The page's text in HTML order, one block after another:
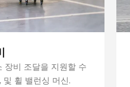
장비 조달을 지원할 수
및 휠 밸런싱 머신.